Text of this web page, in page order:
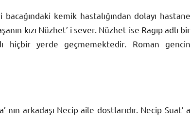
kemik hastalığından dolayı hastane
kızı Nüzhet’ i sever. Nüzhet ise Ragıp adlı bir
hiçbir yerde geçmemektedir. Roman gencin
arkadaşı Necip aile dostlarıdır. Necip Suat’ a